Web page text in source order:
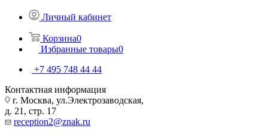
Личный кабинет
Корзина0
Избранные товары0
+7 495 748 44 44
Контактная информация
г. Москва, ул.Электрозаводская,
д. 21, стр. 17
reception2@znak.ru